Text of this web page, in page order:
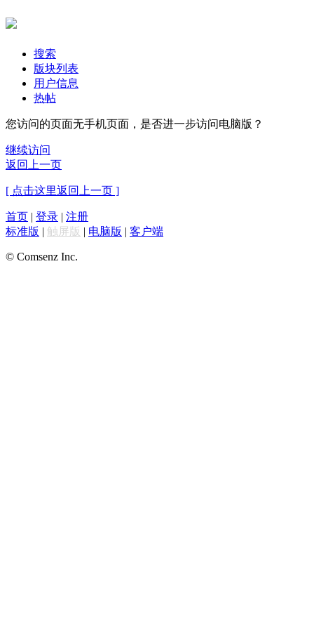
搜索
版块列表
用户信息
热帖
您访问的页面无手机页面，是否进一步访问电脑版？
继续访问
返回上一页
[ 点击这里返回上一页 ]
首页 | 登录 | 注册
标准版 | 触屏版 | 电脑版 | 客户端
© Comsenz Inc.